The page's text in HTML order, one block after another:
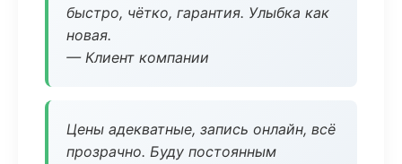
быстро, чётко, гарантия. Улыбка как
новая.
— Клиент компании
Цены адекватные, запись онлайн, всё
прозрачно. Буду постоянным